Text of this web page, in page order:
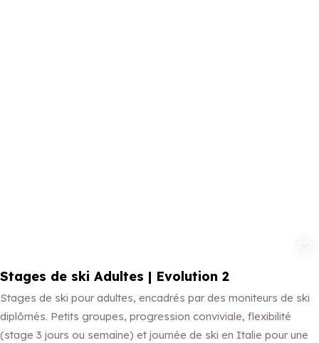
Stages de ski Adultes | Evolution 2
Stages de ski pour adultes, encadrés par des moniteurs de ski
diplômés. Petits groupes, progression conviviale, flexibilité
(stage 3 jours ou semaine) et journée de ski en Italie pour une